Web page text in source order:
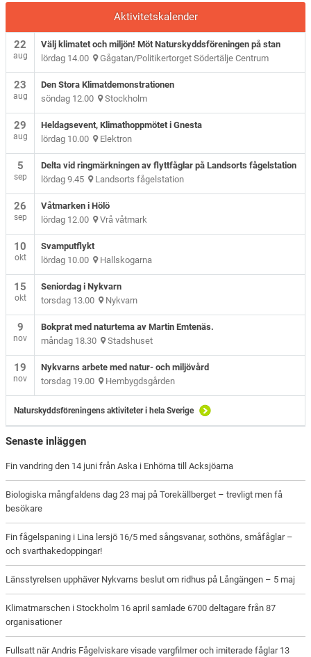
Aktivitetskalender
22
aug
Välj klimatet och miljön! Möt Naturskyddsföreningen på stan
lördag 14.00 Gågatan/Politikertorget Södertälje Centrum
23
aug
Den Stora Klimatdemonstrationen
söndag 12.00 Stockholm
29
aug
Heldagsevent, Klimathoppmötet i Gnesta
lördag 10.00 Elektron
5
sep
Delta vid ringmärkningen av flyttfåglar på Landsorts fågelstation
lördag 9.45 Landsorts fågelstation
26
sep
Våtmarken i Hölö
lördag 12.00 Vrå våtmark
10
okt
Svamputflykt
lördag 10.00 Hallskogarna
15
okt
Seniordag i Nykvarn
torsdag 13.00 Nykvarn
9
nov
Bokprat med naturtema av Martin Emtenäs.
måndag 18.30 Stadshuset
19
nov
Nykvarns arbete med natur- och miljövård
torsdag 19.00 Hembygdsgården
Naturskyddsföreningens aktiviteter i hela Sverige
Senaste inläggen
Fin vandring den 14 juni från Aska i Enhörna till Acksjöarna
Biologiska mångfaldens dag 23 maj på Torekällberget – trevligt men få
besökare
Fin fågelspaning i Lina lersjö 16/5 med sångsvanar, sothöns, småfåglar –
och svarthakedoppingar!
Länsstyrelsen upphäver Nykvarns beslut om ridhus på Långängen – 5 maj
Klimatmarschen i Stockholm 16 april samlade 6700 deltagare från 87
organisationer
Fullsatt när Andris Fågelviskare visade vargfilmer och imiterade fåglar 13